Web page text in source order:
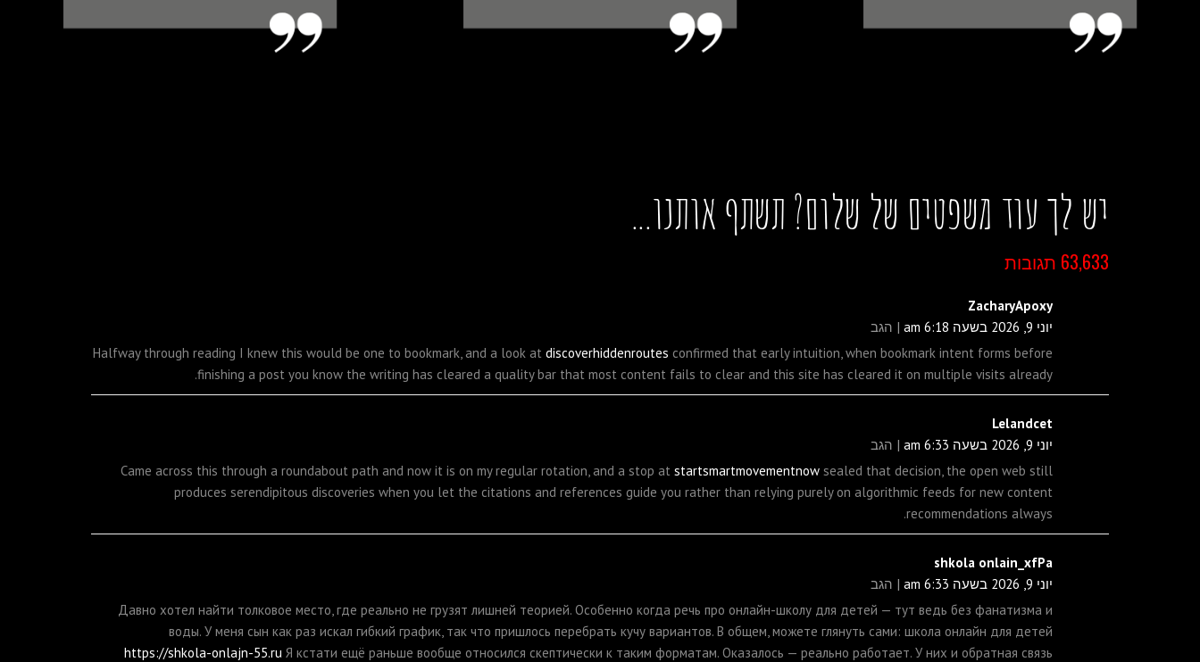
יש לך עוד משפטים של שלום? תשתף אותנו...
63,633 תגובות
ZacharyApoxy
יוני 9, 2026 בשעה 6:18 am
הגב
Halfway through reading I knew this would be one to bookmark, and a look at discoverhiddenroutes confirmed that early intuition, when bookmark intent forms before
finishing a post you know the writing has cleared a quality bar that most content fails to clear and this site has cleared it on multiple visits already.
Lelandcet
יוני 9, 2026 בשעה 6:33 am
הגב
Came across this through a roundabout path and now it is on my regular rotation, and a stop at startsmartmovementnow sealed that decision, the open web still
produces serendipitous discoveries when you let the citations and references guide you rather than relying purely on algorithmic feeds for new content
recommendations always.
shkola onlain_xfPa
יוני 9, 2026 בשעה 6:33 am
הגב
Давно хотел найти толковое место, где реально не грузят лишней теорией. Особенно когда речь про онлайн-школу для детей — тут ведь без фанатизма и
воды. У меня сын как раз искал гибкий график, так что пришлось перебрать кучу вариантов. В общем, можете глянуть сами: школа онлайн для детей
https://shkola-onlajn-55.ru Я кстати ещё раньше вообще относился скептически к таким форматам. Оказалось — реально работает. У них и обратная связь